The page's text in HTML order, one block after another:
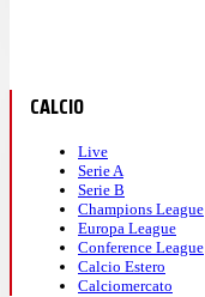
CALCIO
Live
Serie A
Serie B
Champions League
Europa League
Conference League
Calcio Estero
Calciomercato